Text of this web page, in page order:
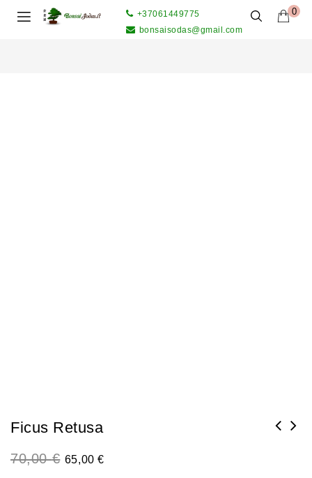
0
+37061449775
bonsaisodas@gmail.com
Ficus Retusa
70,00€ 65,00€